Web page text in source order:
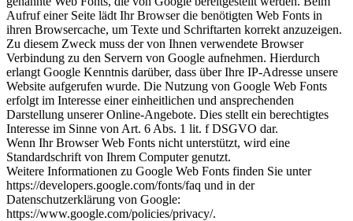
Aufruf einer Seite lädt Ihr Browser die benötigten Web Fonts in
ihren Browsercache, um Texte und Schriftarten korrekt anzuzeigen.
Zu diesem Zweck muss der von Ihnen verwendete Browser
Verbindung zu den Servern von Google aufnehmen. Hierdurch
erlangt Google Kenntnis darüber, dass über Ihre IP-Adresse unsere
Website aufgerufen wurde. Die Nutzung von Google Web Fonts
erfolgt im Interesse einer einheitlichen und ansprechenden
Darstellung unserer Online-Angebote. Dies stellt ein berechtigtes
Interesse im Sinne von Art. 6 Abs. 1 lit. f DSGVO dar.
Wenn Ihr Browser Web Fonts nicht unterstützt, wird eine
Standardschrift von Ihrem Computer genutzt.
Weitere Informationen zu Google Web Fonts finden Sie unter
https://developers.google.com/fonts/faq und in der
Datenschutzerklärung von Google:
https://www.google.com/policies/privacy/.